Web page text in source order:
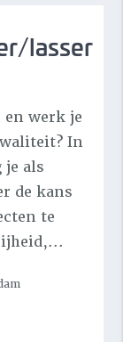
lasser
werk je
In
je als
de kans
te